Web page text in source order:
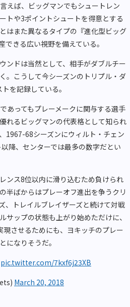
えば、ビッグマンでもシュートレン
トや3ポイントシュートを得意とする
はまた異なるタイプの『進化型ビッグ
きる広い視野を備えている。
ンドは当然として、相手がダブルチー
。こうして今シーズンのトリプル・ダ
を記録している。
あってもプレーメークに関与する選手
れるビッグマンの代表格として知られ
1967-68シーズンにウィルト・チェン
降、センターでは最多の数字だとい
ンス8位以内に滑り込むため負けられ
半ばからはプレーオフ進出を争うクリ
、トレイルブレイザーズと続けて対戦
サップの状態も上がり始めただけに、
させるためにも、ヨキッチのプレー
になりそうだ。
pic.twitter.com/7kxf6j23XB
March 20, 2018